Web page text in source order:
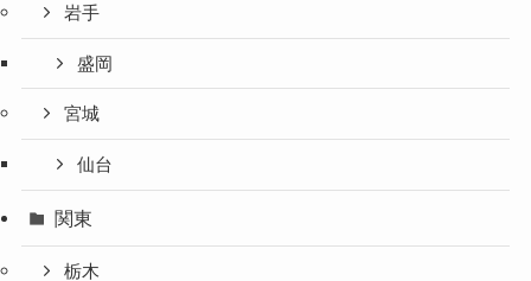
岩手
盛岡
宮城
仙台
関東
栃木